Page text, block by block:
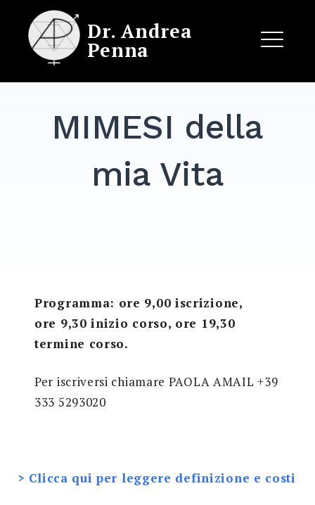
content
Dr. Andrea
Penna
EXPAND
for:
MIMESI della
mia Vita
Programma: ore 9,00 iscrizione,
ore 9,30 inizio corso, ore 19,30
termine corso.
Per iscriversi chiamare PAOLA AMAIL +39
333 5293020
> Clicca qui per leggere definizione e costi